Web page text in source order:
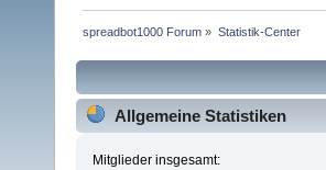
spreadbot1000 Forum » Statistik-Center
Allgemeine Statistiken
Mitglieder insgesamt: